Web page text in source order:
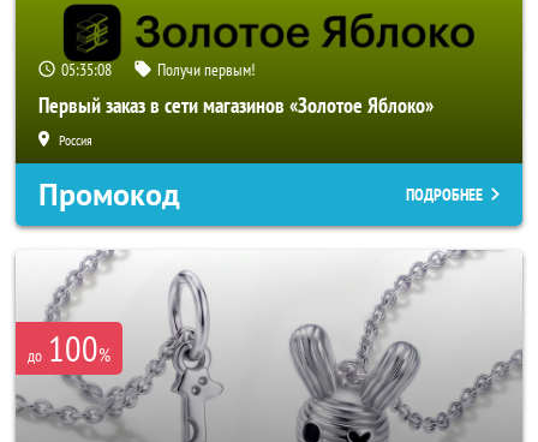
05:35:07 Получи первым!
Первый заказ в сети магазинов «Золотое Яблоко»
Россия
Промокод ПОДРОБНЕЕ
до 100%